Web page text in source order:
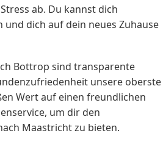
ab. Du kannst dich
dich auf dein neues Zuhause
Bottrop sind transparente
unsere oberste
Wert auf einen freundlichen
um dir den
Maastricht zu bieten.